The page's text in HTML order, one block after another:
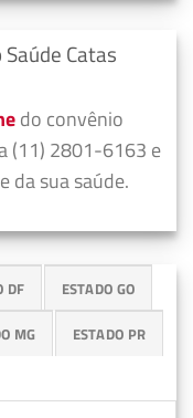
Catas
do convênio
(11) 2801-6163 e
da sua saúde.
DF ESTADO GO
MG ESTADO PR